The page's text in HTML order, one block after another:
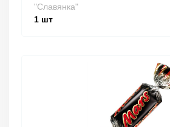
"Славянка"
1 шт